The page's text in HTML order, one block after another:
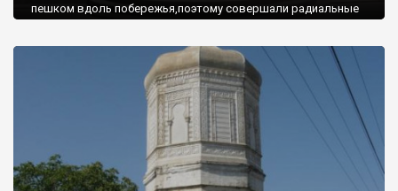
пешком вдоль побережья,поэтому совершали радиальные